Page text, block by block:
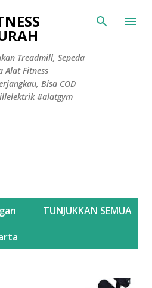
ke konten utama
Treadmill, Sepeda
Alat Fitness
Bisa COD
#alatgym
TUNJUKKAN SEMUA